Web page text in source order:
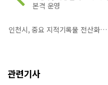
본격 운영
인천시, 중요 지적기록물 전산화
관련기사